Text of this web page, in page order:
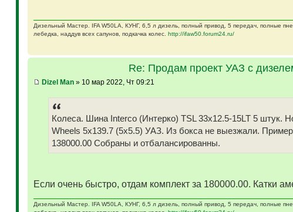
Дизельный Мастер. IFA W50LA, КУНГ, 6,5 л дизель, полный привод, 5 передач, полные
лебедка, наддув всех сапунов, подкачка колес. http://ifaw50.forum24.ru/
Re: Продам проект УАЗ с
Dizel Man» 10 мар 2022, Чт 09:21
Колеса. Шина Interco (Интерко) TSL 33x12.5-15LT 5 штук.
Wheels 5x139.7 (5x5.5) УАЗ. Из бокса не выезжали.
138000.00 Собраны и отбалансированны.
Если очень быстро, отдам комплект за 180000.00. Катки
Дизельный Мастер. IFA W50LA, КУНГ, 6,5 л дизель, полный привод, 5 передач, полные